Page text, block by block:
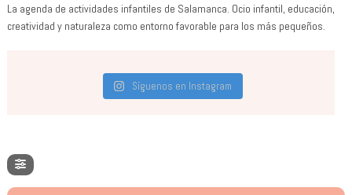
La agenda de actividades infantiles de Salamanca. Ocio infantil, educación,
creatividad y naturaleza como entorno favorable para los más pequeños.
Síguenos en Instagram